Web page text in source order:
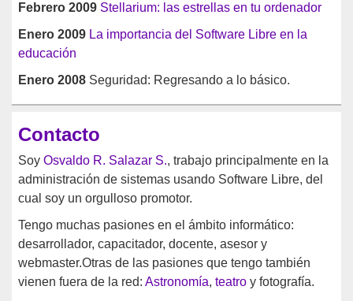
Febrero 2009 Stellarium: las estrellas en tu ordenador
Enero 2009 La importancia del Software Libre en la
educación
Enero 2008 Seguridad: Regresando a lo básico.
Contacto
Soy Osvaldo R. Salazar S., trabajo principalmente en la
administración de sistemas usando Software Libre, del
cual soy un orgulloso promotor.
Tengo muchas pasiones en el ámbito informático:
desarrollador, capacitador, docente, asesor y
webmaster.Otras de las pasiones que tengo también
vienen fuera de la red: Astronomía, teatro y fotografía.